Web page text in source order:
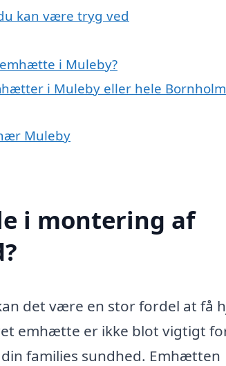
kan være tryg ved
i Muleby?
i Muleby eller hele
Muleby
i montering af
det være en stor fordel at få
emhætte er ikke blot vigtigt
families sundhed. Emhætten